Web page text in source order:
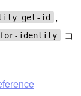
get-id ,
for-identity
コ